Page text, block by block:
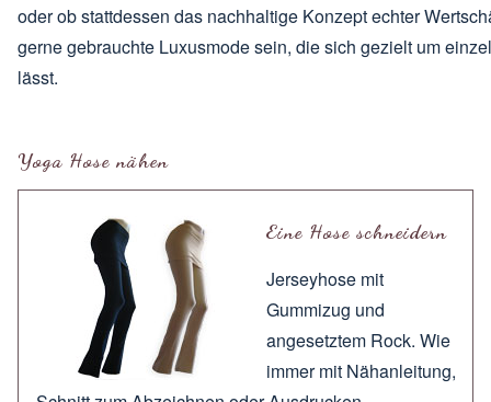
oder ob stattdessen das nachhaltige Konzept echter
gerne gebrauchte Luxusmode sein, die sich gezielt um
lässt.
Yoga Hose nähen
Eine Hose schneidern
Jerseyhose mit
Gummizug und
angesetztem Rock. Wie
immer mit Nähanleitung,